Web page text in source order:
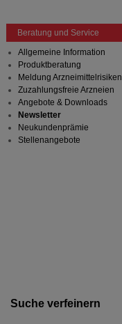
Suche verfeinern
Beratung und Service
Allgemeine Information
Produktberatung
Meldung Arzneimittelrisiken
Zuzahlungsfreie Arzneien
Angebote & Downloads
Newsletter
Neukundenprämie
Stellenangebote